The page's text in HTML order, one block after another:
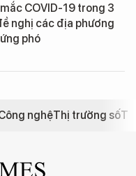
COVID-19 trong 3
nghị các địa phương
phó
nghệThị trường số